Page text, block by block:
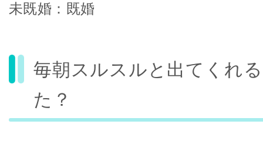
未既婚：既婚
毎朝スルスルと出てくれ
た？